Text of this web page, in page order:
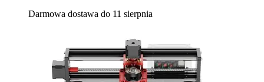
Darmowa dostawa do 11 sierpnia